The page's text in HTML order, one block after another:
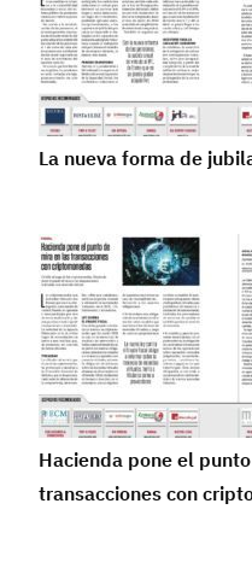
La nueva forma de
Hacienda pone el
transacciones con